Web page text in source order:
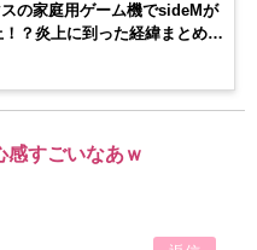
スの家庭用ゲーム機でsideMが
？炎上に到った経緯まとめて
感すごいなあｗ